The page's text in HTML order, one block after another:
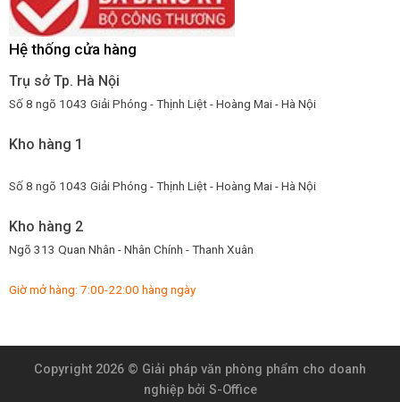
Hệ thống cửa hàng
Trụ sở Tp. Hà Nội
Số 8 ngõ 1043 Giải Phóng - Thịnh Liệt - Hoàng Mai - Hà Nội
Kho hàng 1
Số 8 ngõ 1043 Giải Phóng - Thịnh Liệt - Hoàng Mai - Hà Nội
Kho hàng 2
Ngõ 313 Quan Nhân - Nhân Chính - Thanh Xuân
Giờ mở hàng: 7:00-22:00 hàng ngày
Copyright 2026 © Giải pháp văn phòng phẩm cho doanh
nghiệpbởi S-Office